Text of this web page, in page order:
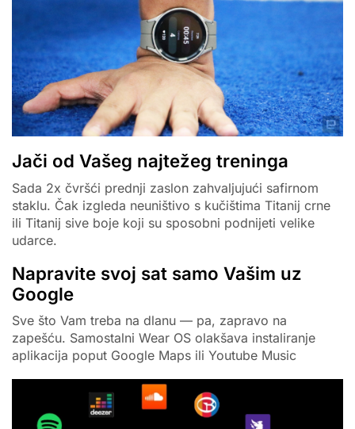
Jači od Vašeg najtežeg treninga
Sada 2x čvršći prednji zaslon zahvaljujući safirnom
staklu. Čak izgleda neuništivo s kučištima Titanij crne
ili Titanij sive boje koji su sposobni podnijeti velike
udarce.
Napravite svoj sat samo Vašim uz
Google
Sve što Vam treba na dlanu — pa, zapravo na
zapešću. Samostalni Wear OS olakšava instaliranje
aplikacija poput Google Maps ili Youtube Music